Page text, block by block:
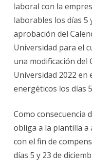
laboral con la
laborables los días 5
aprobación del
Universidad para el
una modificación del
Universidad 2022 en
energéticos los días
Como consecuencia
obliga a la plantilla
con el fin de
días 5 y 23 de